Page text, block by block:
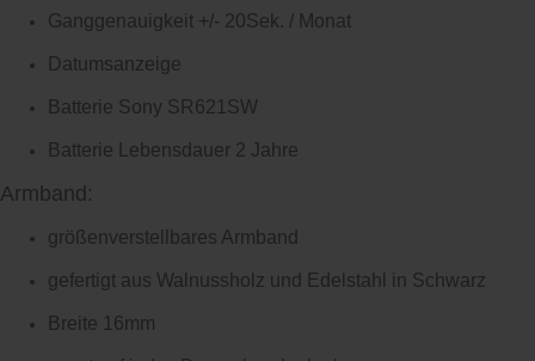
Ganggenauigkeit +/- 20Sek. / Monat
Datumsanzeige
Batterie Sony SR621SW
Batterie Lebensdauer 2 Jahre
Armband:
größenverstellbares Armband
gefertigt aus Walnussholz und Edelstahl in Schwarz
Breite 16mm